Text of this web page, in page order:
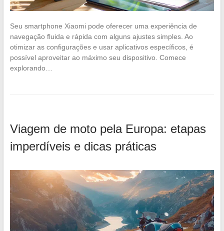
Seu smartphone Xiaomi pode oferecer uma experiência de
navegação fluida e rápida com alguns ajustes simples. Ao
otimizar as configurações e usar aplicativos específicos, é
possível aproveitar ao máximo seu dispositivo. Comece
explorando…
Viagem de moto pela Europa: etapas
imperdíveis e dicas práticas